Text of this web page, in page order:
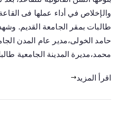
والإخلاص في أداء عملها فى
طالبات بمقر الجامعة القديم.
حامد الخولى،مدير عام المدن
محمد،مديرة المدينة الجامعية
اقرأ المزيد